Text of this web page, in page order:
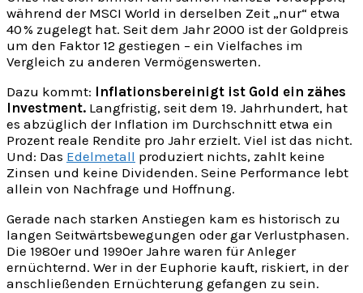
während der MSCI World in derselben Zeit „nur“ etwa
40 % zugelegt hat. Seit dem Jahr 2000 ist der Goldpreis
um den Faktor 12 gestiegen – ein Vielfaches im
Vergleich zu anderen Vermögenswerten.
Dazu kommt: Inflationsbereinigt ist Gold ein zähes
Investment. Langfristig, seit dem 19. Jahrhundert, hat
es abzüglich der Inflation im Durchschnitt etwa ein
Prozent reale Rendite pro Jahr erzielt. Viel ist das nicht.
Und: Das Edelmetall produziert nichts, zahlt keine
Zinsen und keine Dividenden. Seine Performance lebt
allein von Nachfrage und Hoffnung.
Gerade nach starken Anstiegen kam es historisch zu
langen Seitwärtsbewegungen oder gar Verlustphasen.
Die 1980er und 1990er Jahre waren für Anleger
ernüchternd. Wer in der Euphorie kauft, riskiert, in der
anschließenden Ernüchterung gefangen zu sein.